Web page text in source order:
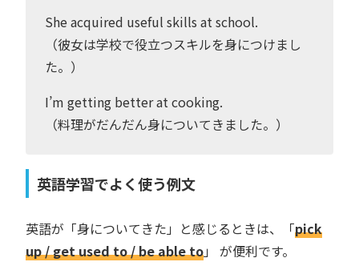
She acquired useful skills at school.
（彼女は学校で役立つスキルを身につけまし
た。）
I’m getting better at cooking.
（料理がだんだん身についてきました。）
英語学習でよく使う例文
英語が「身についてきた」と感じるときは、「pick
up / get used to / be able to」 が便利です。